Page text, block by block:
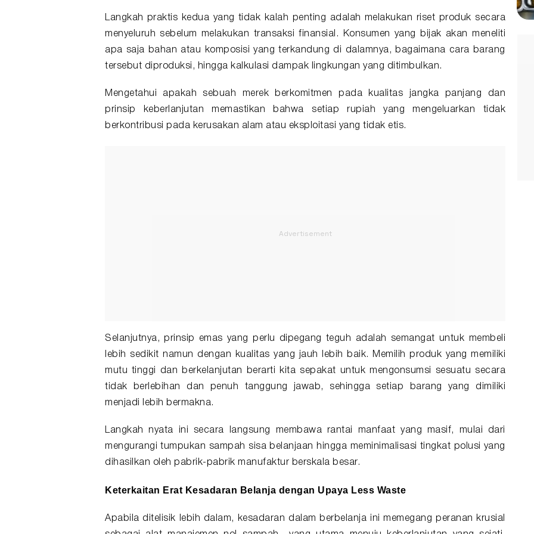
Langkah praktis kedua yang tidak kalah penting adalah melakukan riset produk secara
menyeluruh sebelum melakukan transaksi finansial. Konsumen yang bijak akan meneliti
apa saja bahan atau komposisi yang terkandung di dalamnya, bagaimana cara barang
tersebut diproduksi, hingga kalkulasi dampak lingkungan yang ditimbulkan.
Mengetahui apakah sebuah merek berkomitmen pada kualitas jangka panjang dan
prinsip keberlanjutan memastikan bahwa setiap rupiah yang mengeluarkan tidak
berkontribusi pada kerusakan alam atau eksploitasi yang tidak etis.
Selanjutnya, prinsip emas yang perlu dipegang teguh adalah semangat untuk membeli
lebih sedikit namun dengan kualitas yang jauh lebih baik. Memilih produk yang memiliki
mutu tinggi dan berkelanjutan berarti kita sepakat untuk mengonsumsi sesuatu secara
tidak berlebihan dan penuh tanggung jawab, sehingga setiap barang yang dimiliki
menjadi lebih bermakna.
Langkah nyata ini secara langsung membawa rantai manfaat yang masif, mulai dari
mengurangi tumpukan sampah sisa belanjaan hingga meminimalisasi tingkat polusi yang
dihasilkan oleh pabrik-pabrik manufaktur berskala besar.
Keterkaitan Erat Kesadaran Belanja dengan Upaya Less Waste
Apabila ditelisik lebih dalam, kesadaran dalam berbelanja ini memegang peranan krusial